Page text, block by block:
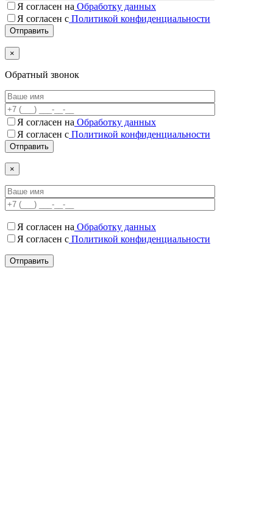
Я согласен на Обработку данных
Я согласен с Политикой конфиденциальности
×
Обратный звонок
Я согласен на Обработку данных
Я согласен c Политикой конфиденциальности
×
Я согласен на Обработку данных
Я согласен c Политикой конфиденциальности